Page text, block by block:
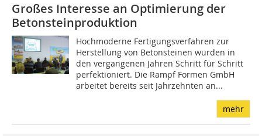
Großes Interesse an Optimierung der
Betonsteinproduktion
Hochmoderne Fertigungsverfahren zur
Herstellung von Betonsteinen wurden in
den vergangenen Jahren Schritt für Schritt
perfektioniert. Die Rampf Formen GmbH
arbeitet bereits seit Jahrzehnten an...
mehr